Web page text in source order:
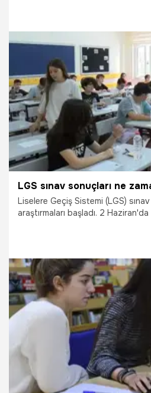
tercihleri kaç gün sürer 2024?
26.06.2024 Gündem
Liselere Geçiş Sistemi (LGS)
araştırmaları başladı. 2 Haziran'da
ne zaman başlıyor 2024?
21.06.2024 Gündem